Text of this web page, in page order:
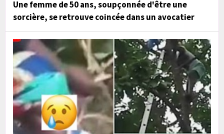
Une femme de 50 ans, soupçonnée d'être une
sorcière, se retrouve coincée dans un avocatier